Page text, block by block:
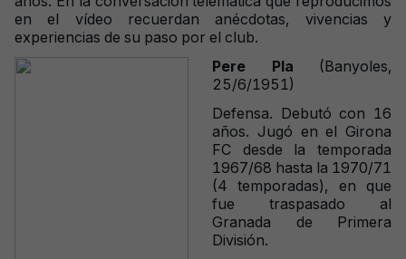
en el vídeo recuerdan anécdotas, vivencias y
experiencias de su paso por el club.
Pere Pla (Banyoles,
25/6/1951)
Defensa. Debutó con 16
años. Jugó en el Girona
FC desde la temporada
1967/68 hasta la 1970/71
(4 temporadas), en que
fue traspasado al
Granada de Primera
División.